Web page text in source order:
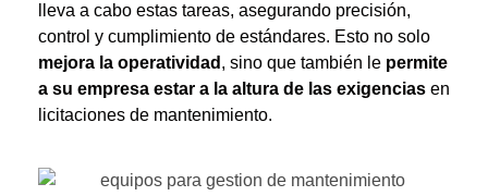
lleva a cabo estas tareas, asegurando precisión,
control y cumplimiento de estándares. Esto no solo
mejora la operatividad , sino que también le permite
a su empresa estar a la altura de las exigencias en
licitaciones de mantenimiento.